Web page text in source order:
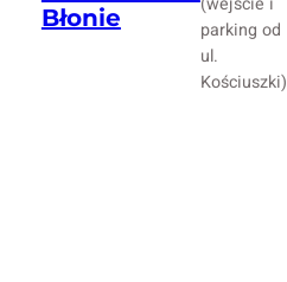
Błonie
parking od
ul.
Kościuszki)